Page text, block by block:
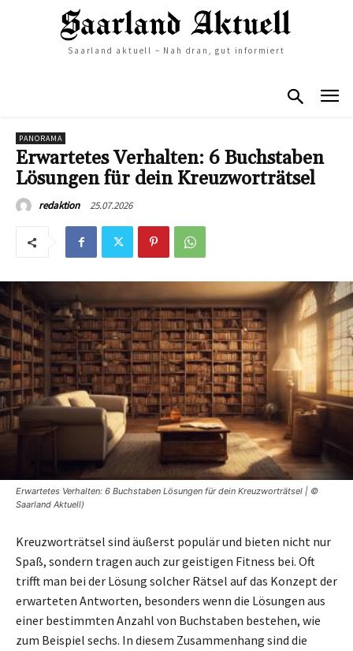
Saarland aktuell – Nah dran, gut informiert
PANORAMA
Erwartetes Verhalten: 6 Buchstaben
Lösungen für dein Kreuzworträtsel
redaktion 25.07.2026
Erwartetes Verhalten: 6 Buchstaben Lösungen für dein Kreuzworträtsel | ©
Saarland Aktuell)
Kreuzworträtsel sind äußerst populär und bieten nicht nur
Spaß, sondern tragen auch zur geistigen Fitness bei. Oft
trifft man bei der Lösung solcher Rätsel auf das Konzept der
erwarteten Antworten, besonders wenn die Lösungen aus
einer bestimmten Anzahl von Buchstaben bestehen, wie
zum Beispiel sechs. In diesem Zusammenhang sind die